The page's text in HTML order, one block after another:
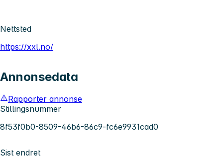
Nettsted
https://xxl.no/
Annonsedata
Rapporter annonse
Stillingsnummer
8f53f0b0-8509-46b6-86c9-fc6e9931cad0
Sist endret